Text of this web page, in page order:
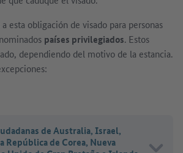
a esta obligación de visado para personas
países privilegiados. Estos
dependiendo del motivo de la estancia.
de Australia, Israel,
República de Corea, Nueva